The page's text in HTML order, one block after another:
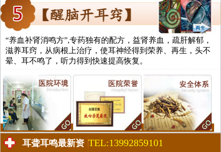
“养血补肾消鸣方”,专药独有的配方，益肾养血，疏肝解郁，
滋养耳窍，从病根上治疗，使耳神经得到荣养、再生，头不
晕、耳不鸣了，听力得到快速提高恢复。
耳聋耳鸣最新资 TEL:13992859101